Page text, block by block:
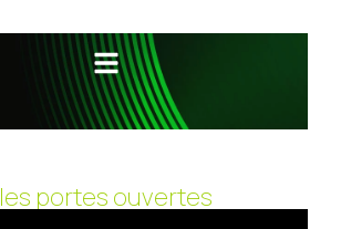
portes ouvertes